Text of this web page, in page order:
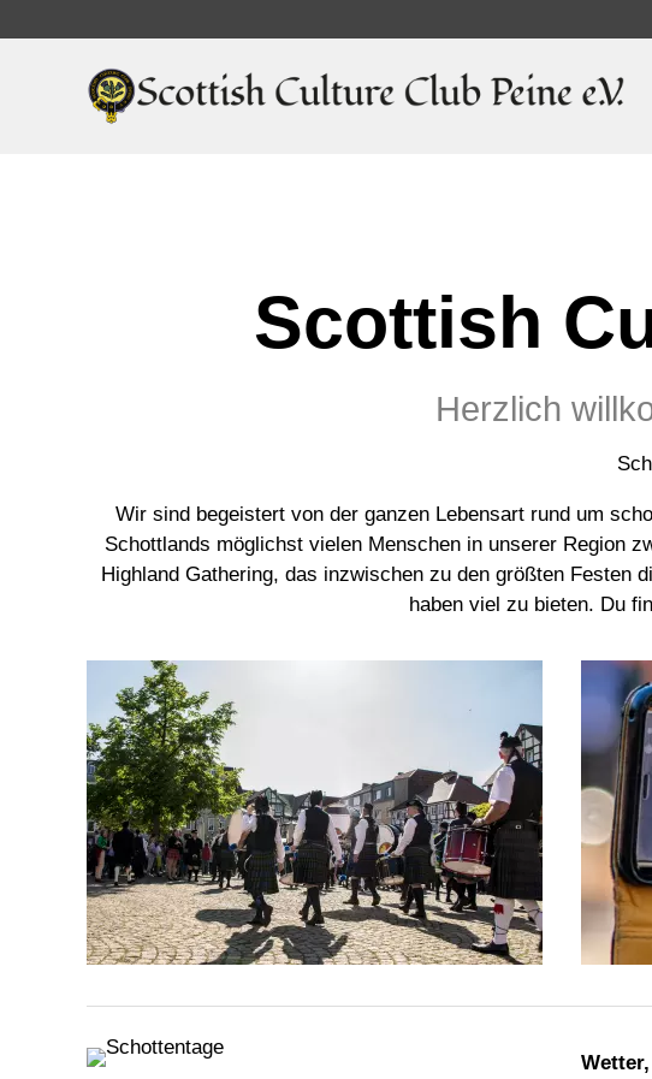
Scottish
Herzlich
Wir sind begeistert von der ganzen Lebensart rund um
Schottlands möglichst vielen Menschen in unserer Region
Highland Gathering, das inzwischen zu den größten Festen
haben viel zu bieten. Du